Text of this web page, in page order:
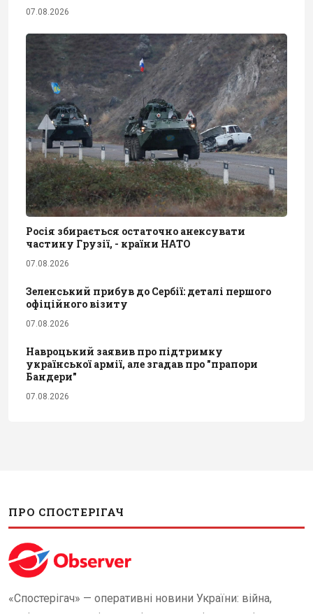
07.08.2026
Росія збирається остаточно анексувати
частину Грузії, - країни НАТО
07.08.2026
Зеленський прибув до Сербії: деталі першого
офіційного візиту
07.08.2026
Навроцький заявив про підтримку
української армії, але згадав про "прапори
Бандери"
07.08.2026
ПРО СПОСТЕРІГАЧ
«Спостерігач» — оперативні новини України: війна,